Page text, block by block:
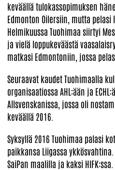
keväällä tulokassopimuksen
Edmonton Oilersiin, mutta pelasi
Helmikuussa Tuohimaa siirtyi
ja vielä loppukeväästä
matkasi Edmontoniin, jossa
Seuraavat kaudet Tuohimaalla
organisaatiossa AHL:ään ja
Allsvenskanissa, jossa oli
keväällä 2016.
Syksyllä 2016 Tuohimaa palasi
paikkansa Liigassa
SaiPan maalilla ja kaksi